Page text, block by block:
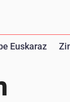
Euskaraz